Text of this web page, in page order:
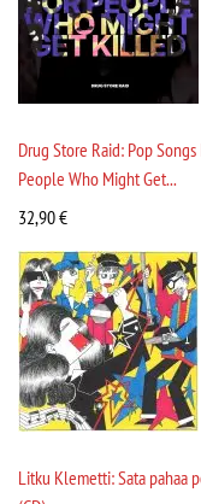
Drug Store Raid: Pop Songs
People Who Might Get...
32,90€
Litku Klemetti: Sata pahaa